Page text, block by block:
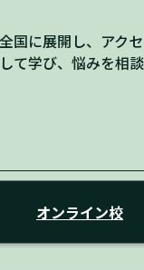
国に展開し、アク
て学び、悩みを相
オンライン校